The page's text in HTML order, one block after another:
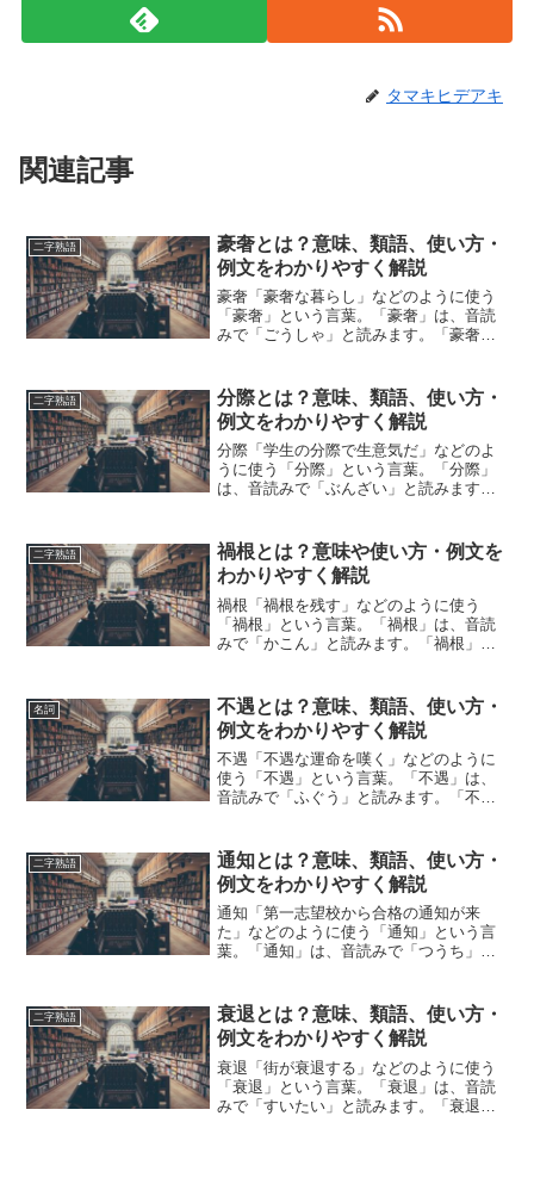
タマキヒデアキ
関連記事
二字熟語
豪奢とは？意味、類語、使い方・
例文をわかりやすく解説
豪奢「豪奢な暮らし」などのように使う
「豪奢」という言葉。「豪奢」は、音読
みで「ごうしゃ」と読みます。「豪奢」
方や類語について、小説などの用例を紹
介して、わかりやすく解説し...
二字熟語
分際とは？意味、類語、使い方・
例文をわかりやすく解説
分際「学生の分際で生意気だ」などのよ
うに使う「分際」という言葉。「分際」
は、音読みで「ぶんざい」と読みます。
や使い方や類語について、小説などの用
例を紹介しながら、わかり...
二字熟語
禍根とは？意味や使い方・例文を
わかりやすく解説
禍根「禍根を残す」などのように使う
「禍根」という言葉。「禍根」は、音読
みで「かこん」と読みます。「禍根」と
ついて、小説などの用例を紹介して、わ
かりやすく解説していきます...
名詞
不遇とは？意味、類語、使い方・
例文をわかりやすく解説
不遇「不遇な運命を嘆く」などのように
使う「不遇」という言葉。「不遇」は、
音読みで「ふぐう」と読みます。「不
い方や類語について、小説などの用例を
紹介しながら、わかりやすく...
二字熟語
通知とは？意味、類語、使い方・
例文をわかりやすく解説
通知「第一志望校から合格の通知が来
た」などのように使う「通知」という言
葉。「通知」は、音読みで「つうち」と
知」の意味や使い方や類語について、小
説などの用例を紹介して、わ...
二字熟語
衰退とは？意味、類語、使い方・
例文をわかりやすく解説
衰退「街が衰退する」などのように使う
「衰退」という言葉。「衰退」は、音読
みで「すいたい」と読みます。「衰退」